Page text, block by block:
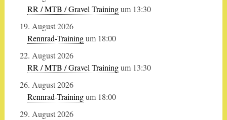
RR / MTB / Gravel Trainingum 13:30
19. August 2026
Rennrad-Trainingum 18:00
22. August 2026
RR / MTB / Gravel Trainingum 13:30
26. August 2026
Rennrad-Trainingum 18:00
29. August 2026